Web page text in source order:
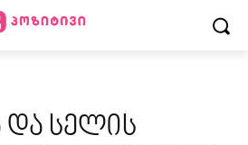
და სელის